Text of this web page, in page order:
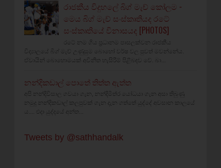
රාජකීය විදුහලේ බිග් මැච් කෝලම -
මෙය බිග් මැච් සංස්කෘතියද රටේ
සංස්කෘතියේ විනාසයද [PHOTOS]
රටේ නම ගිය ප්‍රධානම පාසලක්වන රාජකීය
විද්‍යාලයේ බිග් මැච් උණුසුම බොහෝ වර්ෂ වල පුවත් මවන්නේය.
ඒවායින් බොහොමයක් අවිනීත හැසිරීම් පිළිබඳව වේ. බා...
නන්දිකඩාල් පොතේ තිත්ත ඇත්ත
අපි නන්දිවිසාල ගවයා ගැන, නන්දිමිත්ර යෝධයා ගැන අසා තිබුණු
නමුදු නන්දිකඩාල් කලපුවක් ගැන දැන ගත්තේ යුද්දේ අවසාන කාලයේ
ය.... එදා යුද්දයේ අන්ත...
Tweets by @sathhandalk